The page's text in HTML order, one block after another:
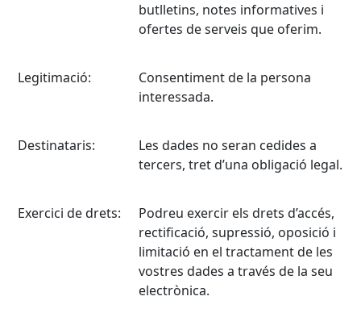
butlletins, notes informatives i
ofertes de serveis que oferim.
Legitimació:
Consentiment de la persona
interessada.
Destinataris:
Les dades no seran cedides a
tercers, tret d’una obligació legal.
Exercici de drets:
Podreu exercir els drets d’accés,
rectificació, supressió, oposició i
limitació en el tractament de les
vostres dades a través de la seu
electrònica.